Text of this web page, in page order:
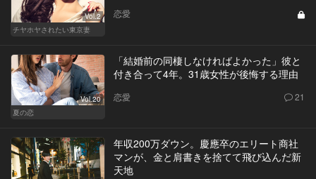
Vol.2
チヤホヤされたい東京妻
恋愛
Vol.20
夏の恋
「結婚前の同棲しなければよかった」彼と
付き合って4年。31歳女性が後悔する理由
恋愛 21
年収200万ダウン。慶應卒のエリート商社
マンが、金と肩書きを捨てて飛び込んだ新
天地